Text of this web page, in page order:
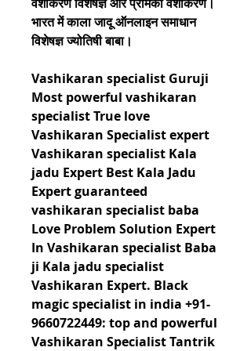
भारत में काला जादू ऑनलाइन समाधान
विशेषज्ञ ज्योतिषी बाबा।
Vashikaran specialist Guruji
Most powerful vashikaran
specialist True love
Vashikaran Specialist expert
Vashikaran specialist Kala
jadu Expert Best Kala Jadu
Expert guaranteed
vashikaran specialist baba
Love Problem Solution Expert
In Vashikaran specialist Baba
ji Kala jadu specialist
Vashikaran Expert. Black
magic specialist in india +91-
9660722449: top and powerful
Vashikaran Specialist Tantrik